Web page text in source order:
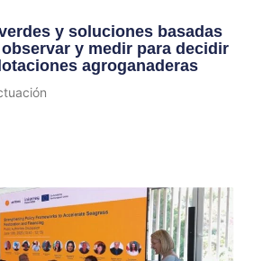
y soluciones basadas
y medir para decidir
agroganaderas